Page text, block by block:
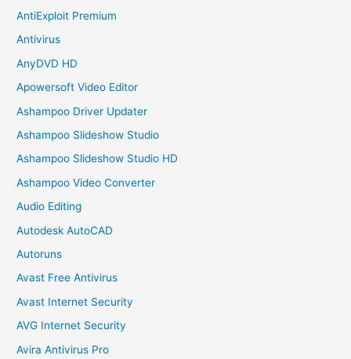
AntiExploit Premium
Antivirus
AnyDVD HD
Apowersoft Video Editor
Ashampoo Driver Updater
Ashampoo Slideshow Studio
Ashampoo Slideshow Studio HD
Ashampoo Video Converter
Audio Editing
Autodesk AutoCAD
Autoruns
Avast Free Antivirus
Avast Internet Security
AVG Internet Security
Avira Antivirus Pro